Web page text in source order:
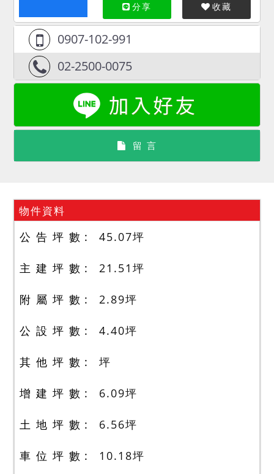
分享 收藏
0907-102-991
02-2500-0075
留 言
物件資料
公 告 坪 數 45.07坪
主 建 坪 數 21.51 坪
附 屬 坪 數 2.89坪
公 設 坪 數 4.40坪
其 他 坪 數 坪
增 建 坪 數 6.09坪
土 地 坪 數 6.56坪
車 位 坪 數 10.18坪